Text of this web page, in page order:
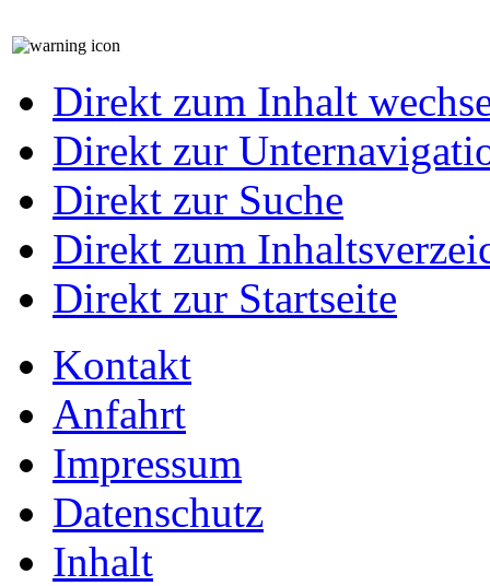
Direkt zum Inhalt
Direkt zur
Direkt zur Suche
Direkt zum
Direkt zur Startseite
Kontakt
Anfahrt
Impressum
Datenschutz
Inhalt